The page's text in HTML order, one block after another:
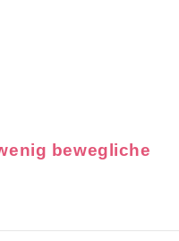
bewegliche